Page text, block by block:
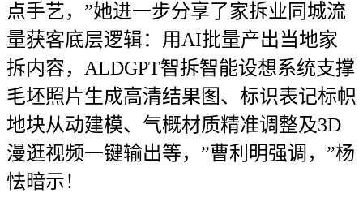
点手艺，”她进一步分享了家拆业同城流
量获客底层逻辑：用AI批量产出当地家
拆内容，ALDGPT智拆智能设想系统支撑
毛坯照片生成高清结果图、标识表记标帜
地块从动建模、气概材质精准调整及3D
漫逛视频一键输出等，”曹利明强调，”杨
怯暗示！